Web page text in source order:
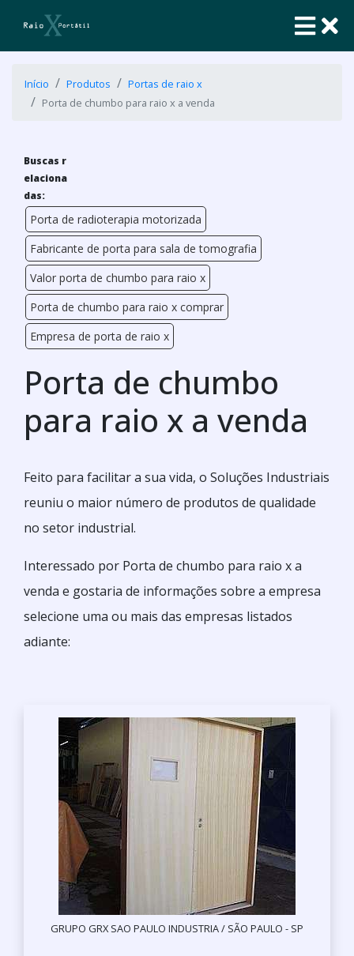
Início Produtos
Portas de raio x
Porta de chumbo para raio x a venda
Buscas r
elaciona
das:
Porta de radioterapia motorizada
Fabricante de porta para sala de tomografia
Valor porta de chumbo para raio x
Porta de chumbo para raio x comprar
Empresa de porta de raio x
Porta de chumbo
para raio x a venda
Feito para facilitar a sua vida, o Soluções Industriais
reuniu o maior número de produtos de qualidade
no setor industrial.
Interessado por Porta de chumbo para raio x a
venda e gostaria de informações sobre a empresa
selecione uma ou mais das empresas listados
adiante:
GRUPO GRX SAO PAULO INDUSTRIA / SÃO PAULO - SP